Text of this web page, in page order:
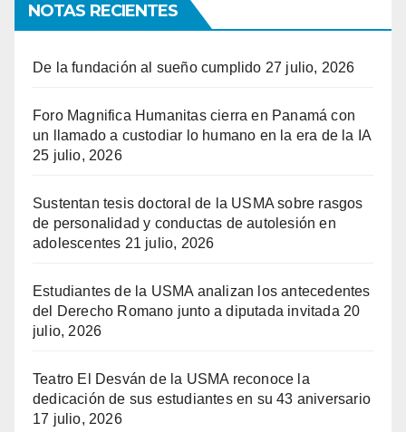
NOTAS RECIENTES
De la fundación al sueño cumplido 27 julio, 2026
Foro Magnifica Humanitas cierra en Panamá con
un llamado a custodiar lo humano en la era de la IA
25 julio, 2026
Sustentan tesis doctoral de la USMA sobre rasgos
de personalidad y conductas de autolesión en
adolescentes 21 julio, 2026
Estudiantes de la USMA analizan los antecedentes
del Derecho Romano junto a diputada invitada 20
julio, 2026
Teatro El Desván de la USMA reconoce la
dedicación de sus estudiantes en su 43 aniversario
17 julio, 2026